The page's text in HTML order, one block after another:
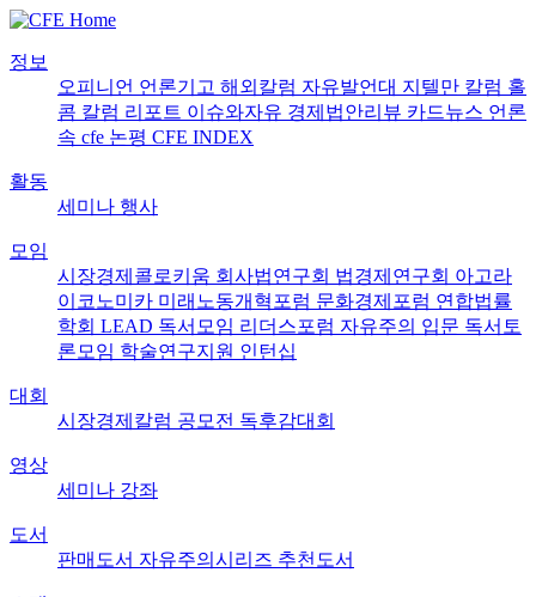
정보
오피니언 언론기고 해외칼럼 자유발언대 지텔만 칼럼 홀
콤 칼럼 리포트 이슈와자유 경제법안리뷰 카드뉴스 언론
속 cfe 논평 CFE INDEX
활동
세미나 행사
모임
시장경제콜로키움 회사법연구회 법경제연구회 아고라
이코노미카 미래노동개혁포럼 문화경제포럼 연합법률
학회 LEAD 독서모임 리더스포럼 자유주의 입문 독서토
론모임 학술연구지원 인턴십
대회
시장경제칼럼 공모전 독후감대회
영상
세미나 강좌
도서
판매도서 자유주의시리즈 추천도서